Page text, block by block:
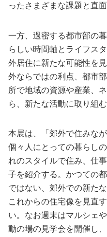
ったさまざまな課題と直面
一方、過密する都市部の
らしい時間軸とライフス
外居住に新たな可能性を
外ならではの利点、都市
所で地域の資源や産業、
ら、新たな活動に取り組
本展は、「郊外で住みな
個々人にとっての暮らし
れのスタイルで住み、仕
子を紹介する。かつての
ではない、郊外での新た
これからの住宅像を見直
い。なお週末はマルシェ
動の場の見学会を開催し